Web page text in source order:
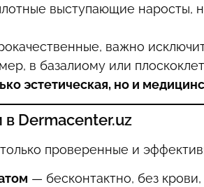
выступающие наросты,
важно
в базалиому или
эстетическая, но и
Dermacenter.uz
проверенные и
— бесконтактно, без